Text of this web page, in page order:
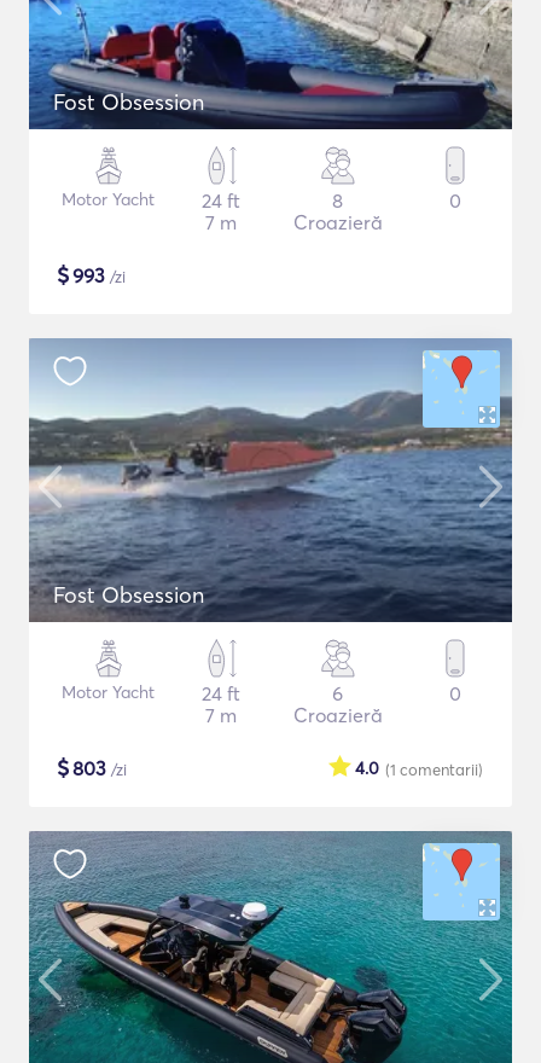
Fost Obsession
Motor Yacht
24 ft
7 m
8
Croazieră
0
$993 /zi
Fost Obsession
Motor Yacht
24 ft
7 m
6
Croazieră
0
$803 /zi (1 comentarii)
4.0